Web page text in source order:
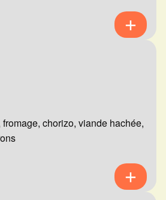
chorizo, viande hachée,